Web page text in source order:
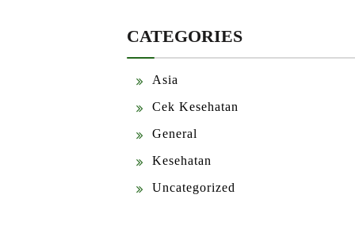
CATEGORIES
Asia
Cek Kesehatan
General
Kesehatan
Uncategorized